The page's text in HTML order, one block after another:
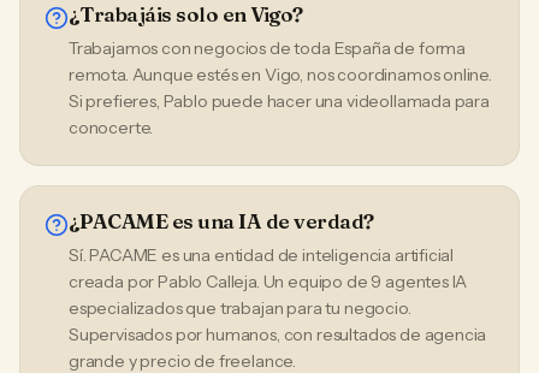
¿Trabajáis solo en Vigo?
Trabajamos con negocios de toda España de forma
remota. Aunque estés en Vigo, nos coordinamos online.
Si prefieres, Pablo puede hacer una videollamada para
conocerte.
¿PACAME es una IA de verdad?
Sí. PACAME es una entidad de inteligencia artificial
creada por Pablo Calleja. Un equipo de 9 agentes IA
especializados que trabajan para tu negocio.
Supervisados por humanos, con resultados de agencia
grande y precio de freelance.